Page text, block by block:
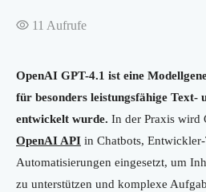
11 Aufrufe
OpenAI GPT-4.1 ist eine
für besonders leistungsfähige Text-
entwickelt wurde. In der Praxis wird
OpenAI API in Chatbots,
Automatisierungen eingesetzt, um
zu unterstützen und komplexe